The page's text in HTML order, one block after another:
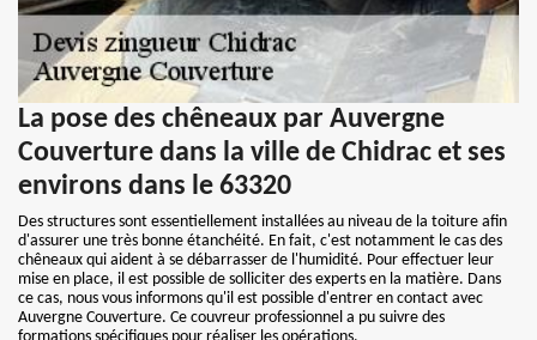
La pose des chêneaux par Auvergne
Couverture dans la ville de Chidrac et ses
environs dans le 63320
Des structures sont essentiellement installées au niveau de la toiture afin
d'assurer une très bonne étanchéité. En fait, c'est notamment le cas des
chêneaux qui aident à se débarrasser de l'humidité. Pour effectuer leur
mise en place, il est possible de solliciter des experts en la matière. Dans
ce cas, nous vous informons qu'il est possible d'entrer en contact avec
Auvergne Couverture. Ce couvreur professionnel a pu suivre des